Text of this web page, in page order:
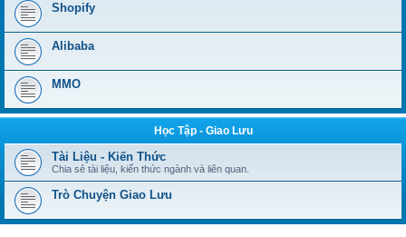
Shopify
Alibaba
MMO
Học Tập - Giao Lưu
Tài Liệu - Kiến Thức
Chia sẻ tài liệu, kiến thức ngành và liên quan.
Trò Chuyện Giao Lưu